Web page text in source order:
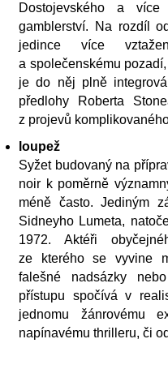
Dostojevského a
gamblerství. Na rozdíl
jedince více
a společenskému
je do něj plně
předlohy Roberta
z projevů
loupež
Syžet budovaný na
noir k poměrně
méně často. Jediným
Sidneyho Lumeta,
1972. Aktéři
ze kterého se vyvine
falešné nadsázky
přístupu spočívá v
jednomu žánrovému
napínavému thrilleru, či